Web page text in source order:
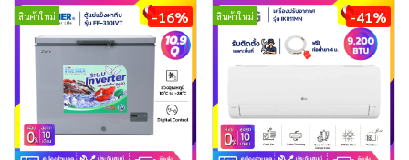
สินค้าใหม่ -16% สินค้าใหม่ -41%